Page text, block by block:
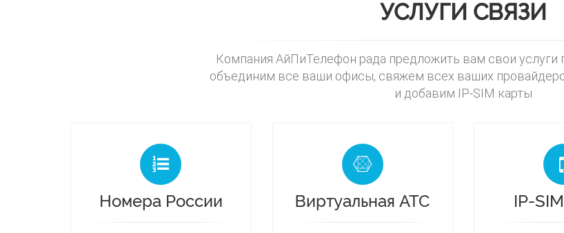
УСЛУГИ СВЯЗИ
Компания АйПиТелефон рада предложить вам свои услуги
объединим все ваши офисы, свяжем всех ваших
и добавим IP-SIM карты
Номера России Виртуальная АТС IP-